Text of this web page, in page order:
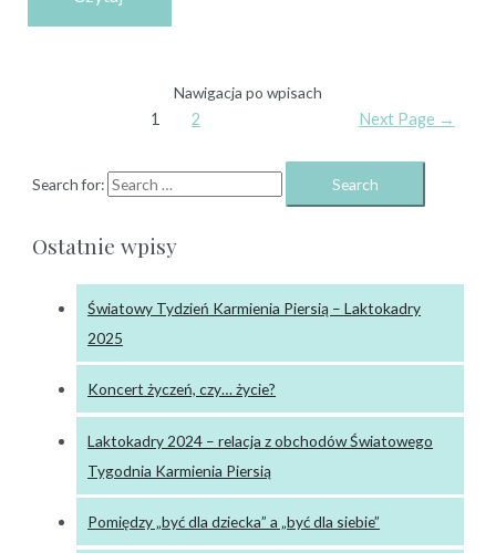
Nawigacja po wpisach
1
2 Next Page →
Search for:
Ostatnie wpisy
Światowy Tydzień Karmienia Piersią – Laktokadry
2025
Koncert życzeń, czy… życie?
Laktokadry 2024 – relacja z obchodów Światowego
Tygodnia Karmienia Piersią
Pomiędzy „być dla dziecka” a „być dla siebie”